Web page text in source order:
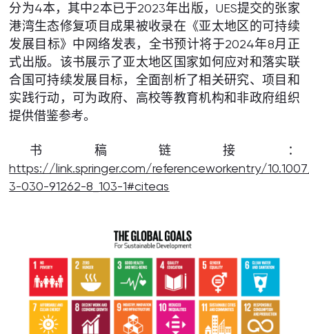
分为4本，其中2本已于2023年出版，UES提交的张家
港湾生态修复项目成果被收录在《亚太地区的可持续
发展目标》中网络发表，全书预计将于2024年8月正
式出版。该书展示了亚太地区国家如何应对和落实联
合国可持续发展目标，全面剖析了相关研究、项目和
实践行动，可为政府、高校等教育机构和非政府组织
提供借鉴参考。
书稿链接：
https://link.springer.com/referenceworkentry/
3-030-91262-8_103-1#citeas